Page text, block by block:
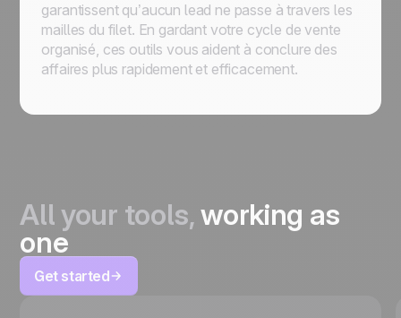
garantissent qu’aucun lead ne passe à travers les
mailles du filet. En gardant votre cycle de vente
organisé, ces outils vous aident à conclure des
affaires plus rapidement et efficacement.
All your tools,working as
one
Get started